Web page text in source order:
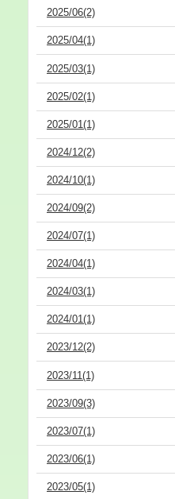
2025/06(2)
2025/04(1)
2025/03(1)
2025/02(1)
2025/01(1)
2024/12(2)
2024/10(1)
2024/09(2)
2024/07(1)
2024/04(1)
2024/03(1)
2024/01(1)
2023/12(2)
2023/11(1)
2023/09(3)
2023/07(1)
2023/06(1)
2023/05(1)